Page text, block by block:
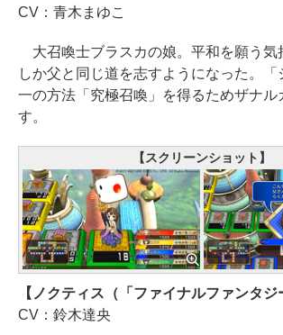
CV：青木まゆこ
大召喚士ブラスカの娘。平和を願う気
しか父と同じ道を志すようになった。「
一の方法「究極召喚」を得るためザナル
す。
【スクリーンショット】
【ノクティス（「ファイナルファンタジ
CV：鈴木達央